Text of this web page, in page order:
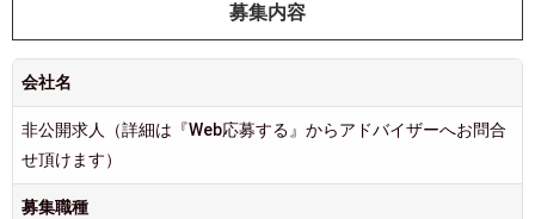
募集内容
会社名
非公開求人（詳細は『Web応募する』からアドバイザーへお問合
せ頂けます）
募集職種